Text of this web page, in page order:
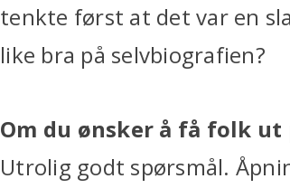
tenkte først at det var en
like bra på selvbiografien?
Om du ønsker å få folk
Utrolig godt spørsmål.